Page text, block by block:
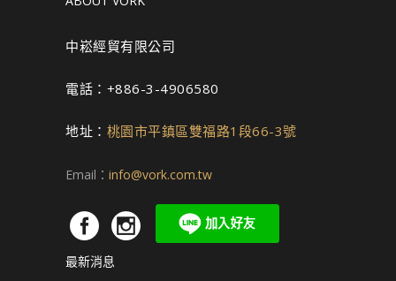
中崧經貿有限公司
電話：+886-3-4906580
地址： 桃園市平鎮區雙福路1段66-3號
Email： info@vork.com.tw
最新消息